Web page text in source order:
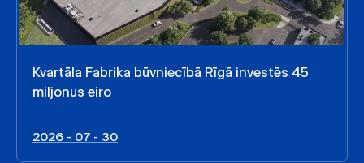
Kvartāla Fabrika būvniecībā Rīgā investēs 45
miljonus eiro
2026 - 07 - 30